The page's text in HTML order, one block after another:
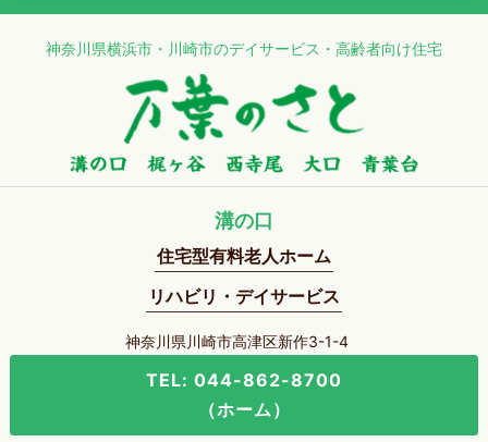
神奈川県横浜市・川崎市のデイサービス・高齢者向け住宅
溝の口
住宅型有料老人ホーム
リハビリ・デイサービス
神奈川県川崎市高津区新作3-1-4
TEL: 044-862-8700
（ホーム）